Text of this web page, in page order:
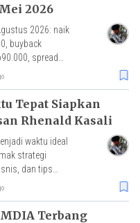
2026
2026: naik
buyback
spread
awal April 2026.
Tepat Siapkan
Rhenald Kasali
waktu ideal
strategi
dan tips
produktif di hari
Terbang